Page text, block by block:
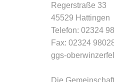
Regerstraße 33
45529 Hattingen
Telefon: 02324
Fax: 02324
ggs-
Die